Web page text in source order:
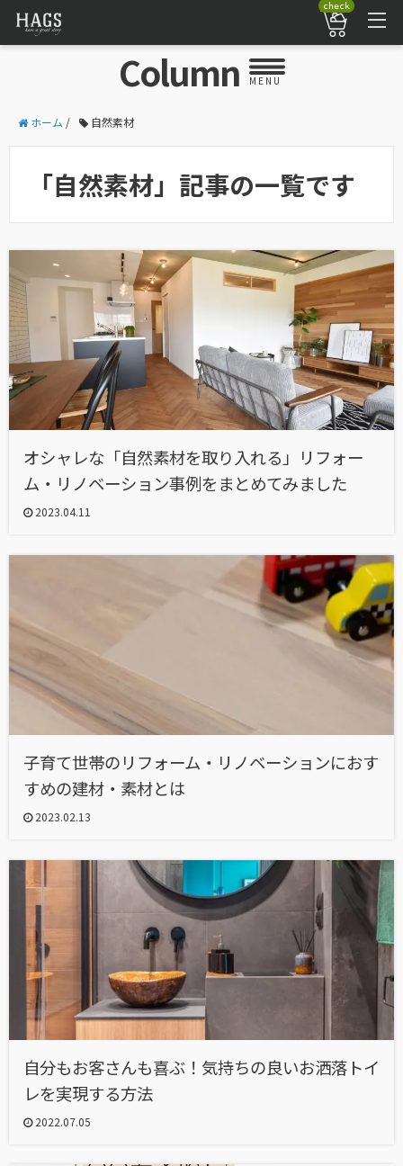
check
Column MENU
ホーム / 自然素材
「自然素材」記事の一覧です
オシャレな「自然素材を取り入れる」リフォー
ム・リノベーション事例をまとめてみました
2023.04.11
子育て世帯のリフォーム・リノベーションにおす
すめの建材・素材とは
2023.02.13
自分もお客さんも喜ぶ！気持ちの良いお洒落トイ
レを実現する方法
2022.07.05